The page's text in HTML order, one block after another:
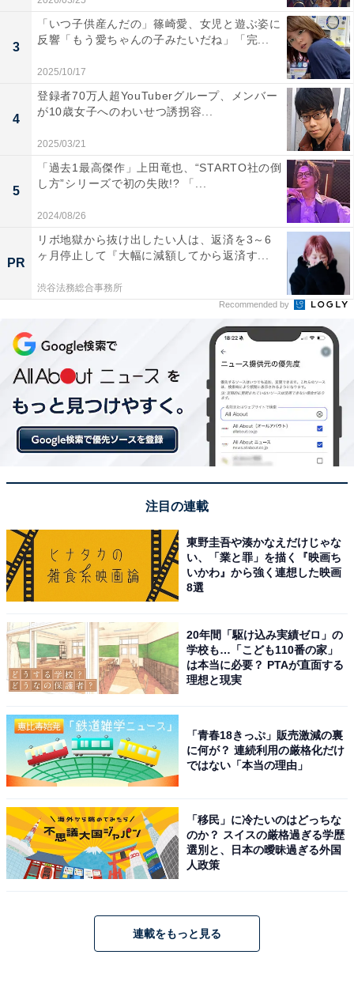
3
「いつ子供産んだの」篠崎愛、女児と遊ぶ姿に
反響「もう愛ちゃんの子みたいだね」「完...
2025/10/17
4
登録者70万人超YouTuberグループ、メンバー
が10歳女子へのわいせつ誘拐容...
2025/03/21
5
「過去1最高傑作」上田竜也、“STARTO社の倒
し方”シリーズで初の失敗!? 「...
2024/08/26
PR
リボ地獄から抜け出したい人は、返済を3～6
ヶ月停止して『大幅に減額してから返済す...
渋谷法務総合事務所
Recommended by
注目の連載
東野圭吾や湊かなえだけじゃな
い、「業と罪」を描く『映画ち
いかわ』から強く連想した映画
8選
20年間「駆け込み実績ゼロ」の
学校も…「こども110番の家」
は本当に必要？ PTAが直面する
理想と現実
「青春18きっぷ」販売激減の裏
に何が？ 連続利用の厳格化だけ
ではない「本当の理由」
「移民」に冷たいのはどっちな
のか？ スイスの厳格過ぎる学歴
選別と、日本の曖昧過ぎる外国
人政策
連載をもっと見る